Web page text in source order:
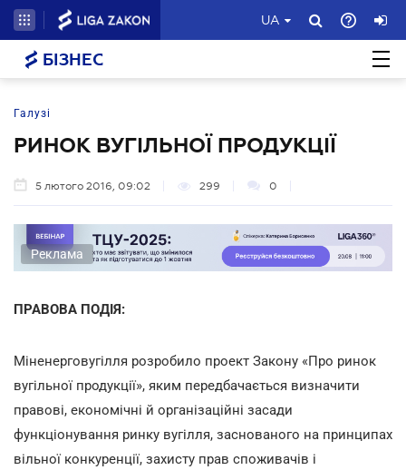
UA
БІЗНЕС
Галузі
РИНОК ВУГІЛЬНОЇ ПРОДУКЦІЇ
5 лютого 2016, 09:02 299 0
Реклама
ПРАВОВА ПОДІЯ:
Міненерговугілля розробило проект Закону «Про ринок
вугільної продукції», яким передбачається визначити
правові, економічні й організаційні засади
функціонування ринку вугілля, заснованого на принципах
вільної конкуренції, захисту прав споживачів і